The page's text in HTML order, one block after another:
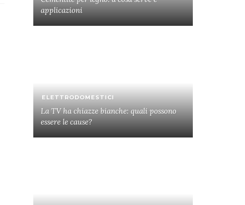
applicazioni
ELETTRODOMESTICI
La TV ha chiazze bianche: quali possono
essere le cause?